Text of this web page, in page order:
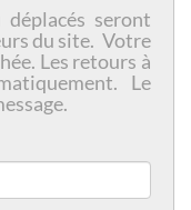
seront
du site. Votre
Les retours à
Le